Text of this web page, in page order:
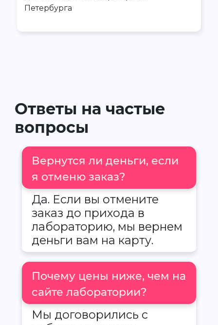
Петербурга
Ответы на частые
вопросы
Вернутся ли деньги, если
я отменю заказ?
Да. Если вы отмените
заказ до прихода в
лабораторию, мы вернем
деньги вам на карту.
Почему цены ниже, чем на
сайте лаборатории?
Мы договорились с